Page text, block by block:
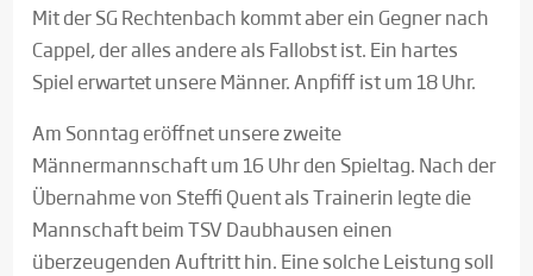
Mit der SG Rechtenbach kommt aber ein Gegner nach
Cappel, der alles andere als Fallobst ist. Ein hartes
Spiel erwartet unsere Männer. Anpfiff ist um 18 Uhr.
Am Sonntag eröffnet unsere zweite
Männermannschaft um 16 Uhr den Spieltag. Nach der
Übernahme von Steffi Quent als Trainerin legte die
Mannschaft beim TSV Daubhausen einen
überzeugenden Auftritt hin. Eine solche Leistung soll